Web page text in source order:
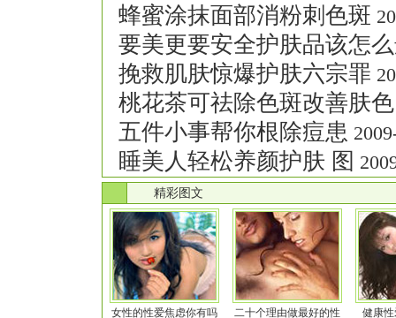
蜂蜜涂抹面部消粉刺色斑
要美更要安全护肤品该怎
挽救肌肤惊爆护肤六宗罪
桃花茶可祛除色斑改善肤色
五件小事帮你根除痘患
睡美人轻松养颜护肤 图
精彩图文
女性的性爱焦虑你有吗 二十个理由做最好的性 健康